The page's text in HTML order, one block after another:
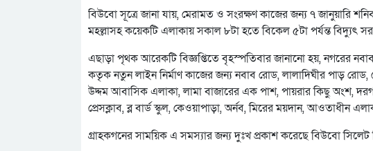
বিউবো সূত্রে জানা যায়, মেরামত ও সংরক্ষণ কাজের জন্য ৭ জানুয়ারি
মহল্লাসহ কয়েকটি এলাকায় সকাল ৮টা হতে বিকেল ৫টা পর্যন্ত বিদ্যুৎ
এছাড়া পৃথক আরেকটি বিজ্ঞপ্তিতে বৃহস্পতিবার জানানো হয়, নগরের
কতৃক নতুন লাইন নির্মাণ কাজের জন্য নবাব রোড, লালাদিঘীর পাড় রোড,
উদ্দম আবাসিক এলাকা, লামা বাজারের এক পাশ, পায়রার কিছু অংশ, দরগা
প্রেসক্লাব, ব্ল বার্ড স্কুল, কেওয়াপাড়া, অর্নব, মিরের ময়দান, আওতাধীন
গ্রাহকগনের সাময়িক এ সমস্যার জন্য দুঃখ প্রকাশ করেছে বিউবো সিলেট